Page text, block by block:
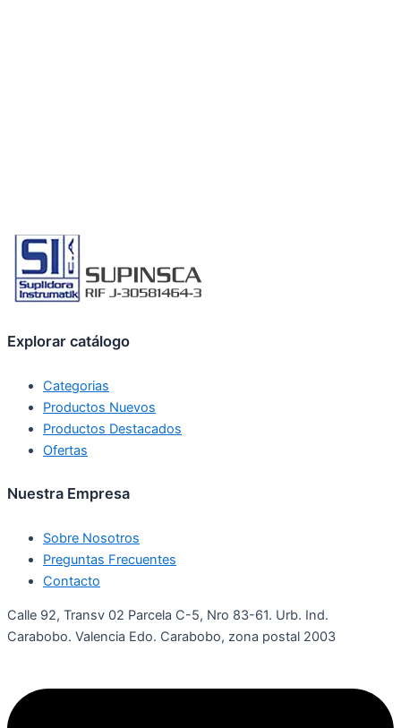
Explorar catálogo
Categorias
Productos Nuevos
Productos Destacados
Ofertas
Nuestra Empresa
Sobre Nosotros
Preguntas Frecuentes
Contacto
Calle 92, Transv 02 Parcela C-5, Nro 83-61. Urb. Ind.
Carabobo. Valencia Edo. Carabobo, zona postal 2003